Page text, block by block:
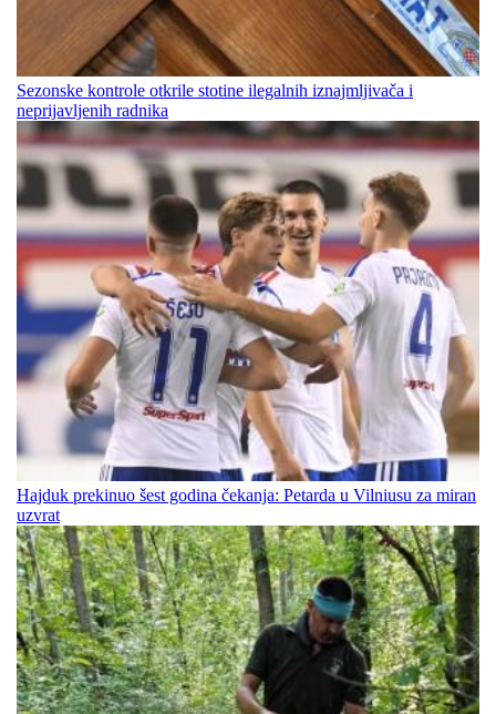
Sezonske kontrole otkrile stotine ilegalnih iznajmljivača i
neprijavljenih radnika
Hajduk prekinuo šest godina čekanja: Petarda u Vilniusu za miran
uzvrat